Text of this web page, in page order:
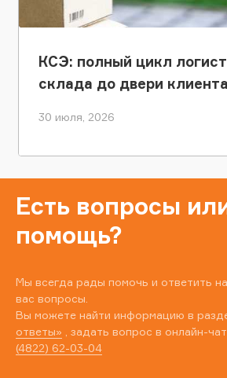
КСЭ: полный цикл
склада до двери клиента
30 июля, 2026
Есть вопросы
помощь?
Мы всегда рады помочь и ответить
вас вопросы.
Вы можете найти информацию в
ответы» , задать вопрос в онлайн-
(4822) 62-03-04